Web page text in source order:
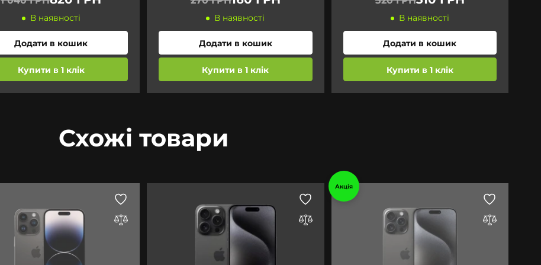
В наявності
Додати в кошик
Купити в 1 клік
В наявності
Додати в кошик
Купити в 1 клік
В наявності
Додати в кошик
Купити в 1 клік
Схожі товари
Акція